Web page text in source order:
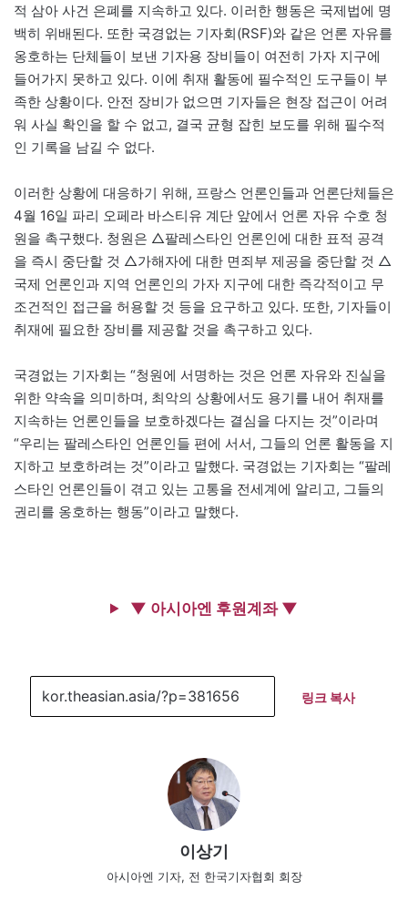
적 삼아 사건 은폐를 지속하고 있다. 이러한 행동은 국제법에 명
백히 위배된다. 또한 국경없는 기자회(RSF)와 같은 언론 자유를
옹호하는 단체들이 보낸 기자용 장비들이 여전히 가자 지구에
들어가지 못하고 있다. 이에 취재 활동에 필수적인 도구들이 부
족한 상황이다. 안전 장비가 없으면 기자들은 현장 접근이 어려
워 사실 확인을 할 수 없고, 결국 균형 잡힌 보도를 위해 필수적
인 기록을 남길 수 없다.
이러한 상황에 대응하기 위해, 프랑스 언론인들과 언론단체들은
4월 16일 파리 오페라 바스티유 계단 앞에서 언론 자유 수호 청
원을 촉구했다. 청원은 △팔레스타인 언론인에 대한 표적 공격
을 즉시 중단할 것 △가해자에 대한 면죄부 제공을 중단할 것 △
국제 언론인과 지역 언론인의 가자 지구에 대한 즉각적이고 무
조건적인 접근을 허용할 것 등을 요구하고 있다. 또한, 기자들이
취재에 필요한 장비를 제공할 것을 촉구하고 있다.
국경없는 기자회는 “청원에 서명하는 것은 언론 자유와 진실을
위한 약속을 의미하며, 최악의 상황에서도 용기를 내어 취재를
지속하는 언론인들을 보호하겠다는 결심을 다지는 것”이라며
“우리는 팔레스타인 언론인들 편에 서서, 그들의 언론 활동을 지
지하고 보호하려는 것”이라고 말했다. 국경없는 기자회는 “팔레
스타인 언론인들이 겪고 있는 고통을 전세계에 알리고, 그들의
권리를 옹호하는 행동”이라고 말했다.
▼ 아시아엔 후원계좌 ▼
링크 복사
이상기
아시아엔 기자, 전 한국기자협회 회장